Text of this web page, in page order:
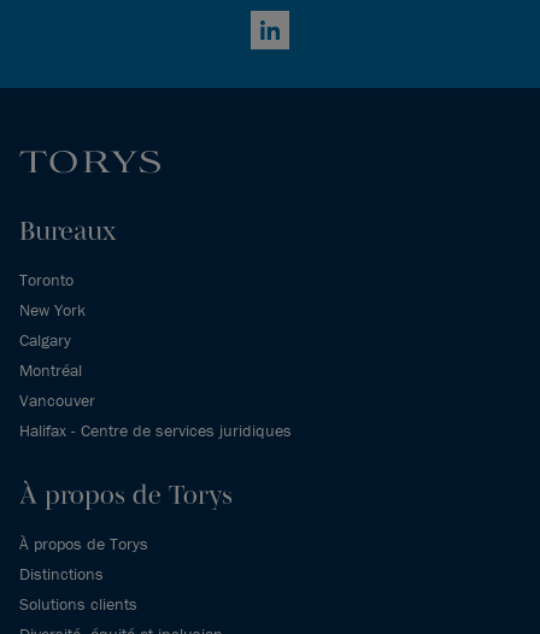
LinkedIn
Bureaux
Toronto
New York
Calgary
Montréal
Vancouver
Halifax - Centre de services juridiques
À propos de Torys
À propos de Torys
Distinctions
Solutions clients